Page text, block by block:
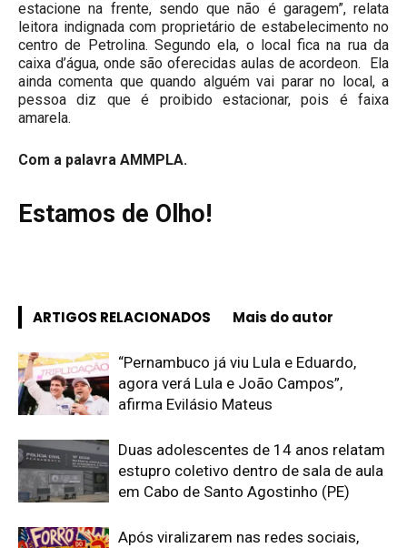
estacione na frente, sendo que não é garagem”, relata
leitora indignada com proprietário de estabelecimento no
centro de Petrolina. Segundo ela, o local fica na rua da
caixa d’água, onde são oferecidas aulas de acordeon. Ela
ainda comenta que quando alguém vai parar no local, a
pessoa diz que é proibido estacionar, pois é faixa
amarela.
Com a palavra AMMPLA.
Estamos de Olho!
ARTIGOS RELACIONADOS Mais do autor
“Pernambuco já viu Lula e Eduardo,
agora verá Lula e João Campos”,
afirma Evilásio Mateus
Duas adolescentes de 14 anos relatam
estupro coletivo dentro de sala de aula
em Cabo de Santo Agostinho (PE)
Após viralizarem nas redes sociais,